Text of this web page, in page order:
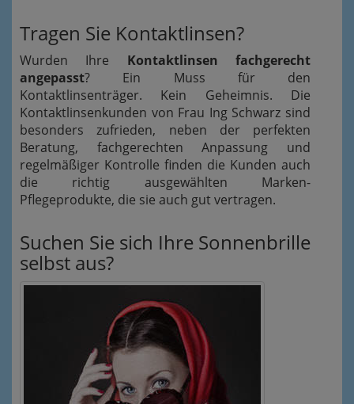
Tragen Sie Kontaktlinsen?
Wurden Ihre Kontaktlinsen fachgerecht
angepasst? Ein Muss für den
Kontaktlinsenträger. Kein Geheimnis. Die
Kontaktlinsenkunden von Frau Ing Schwarz sind
besonders zufrieden, neben der perfekten
Beratung, fachgerechten Anpassung und
regelmäßiger Kontrolle finden die Kunden auch
die richtig ausgewählten Marken-
Pflegeprodukte, die sie auch gut vertragen.
Suchen Sie sich Ihre Sonnenbrille
selbst aus?